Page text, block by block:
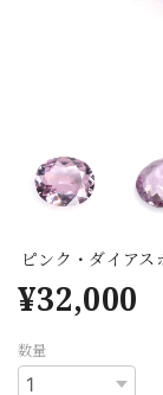
ピンク・ダイア
¥32,000
数量